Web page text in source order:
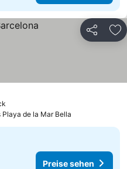
Teilen
Playa de la Mar Bella
Preise sehen